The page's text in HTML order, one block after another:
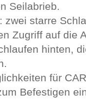
Seilabrieb.
zwei starre
Zugriff auf die
hinten,
für
Befestigen